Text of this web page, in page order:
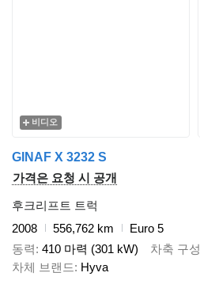
비디오
GINAF X 3232 S
가격은 요청 시 공개
후크리프트 트럭
2008
556,762 km
Euro 5
동력 410 마력 (301 kW) 차축 구성
차체 브랜드
Hyva